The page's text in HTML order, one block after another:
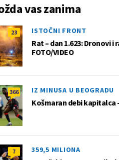
vas zanima
23 ISTOČNI FRONT
Rat – dan 1.623: Dronovi
FOTO/VIDEO
366 IZ MINUSA U BEOGRADU
Košmaran debi kapitalca
7 359,5 MILIONA